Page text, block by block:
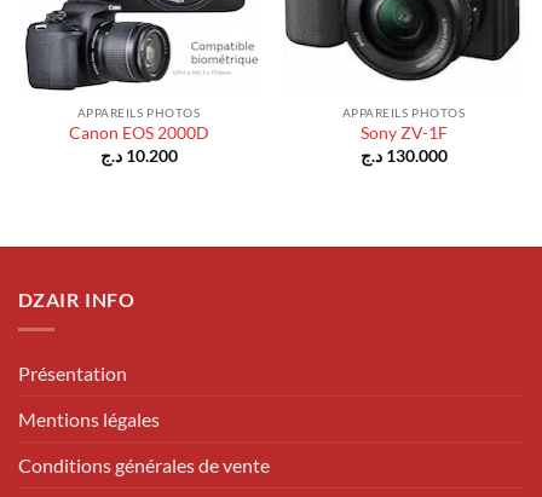
APPAREILS PHOTOS
Canon EOS 2000D
10.200 د.ج
APPAREILS PHOTOS
Sony ZV-1F
130.000 د.ج
DZAIR INFO
Présentation
Mentions légales
Conditions générales de vente